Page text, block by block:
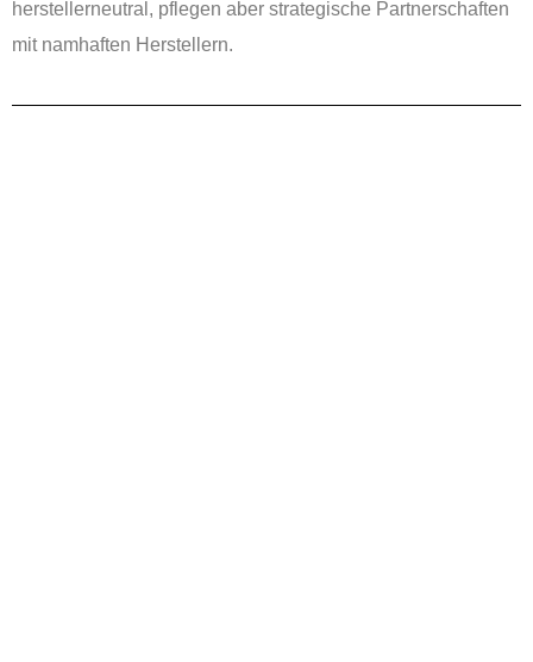
herstellerneutral, pflegen aber strategische Partnerschaften
mit namhaften Herstellern.